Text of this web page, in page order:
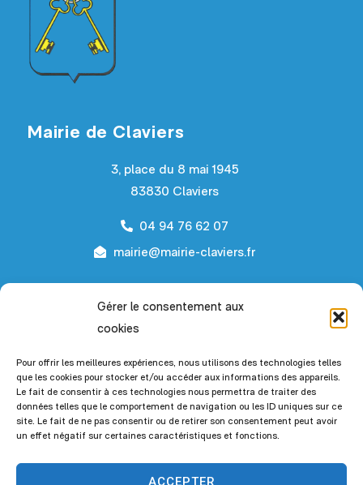
Gérer le consentement aux
cookies
Pour offrir les meilleures expériences, nous utilisons des technologies telles
que les cookies pour stocker et/ou accéder aux informations des appareils.
Le fait de consentir à ces technologies nous permettra de traiter des
données telles que le comportement de navigation ou les ID uniques sur ce
site. Le fait de ne pas consentir ou de retirer son consentement peut avoir
un effet négatif sur certaines caractéristiques et fonctions.
ACCEPTER
Mairie de Claviers
3, place du 8 mai 1945
83830 Claviers
04 94 76 62 07
mairie@mairie-claviers.fr
Horaires d’ouverture
18h00
Du mercredi au vendredi :de 9h00 à 12h00
Le 1er et 3ème samedi du mois :de 9h00 à